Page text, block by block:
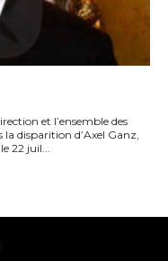
et l’ensemble des
disparition d’Axel Ganz,
22 juil...